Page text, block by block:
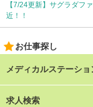
【7/24更新】サグラダ
近！！
お仕事探し
メディカルステーショ
求人検索